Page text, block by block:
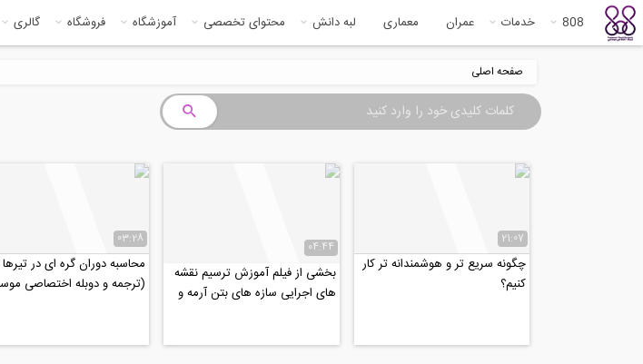
808 خدمات عمران معماری لبه دانش محتوای تخصصی آموزشگاه فروشگاه گالری
صفحه اصلی
21:07
چگونه سریع تر و هوشمندانه تر کار
کنیم؟
04:44
بخشی از فیلم آموزش ترسیم نقشه‌
های اجرایی سازه‌ های بتن‌ آرمه و
03:28
(ترجمه و دوبله اختصاصی